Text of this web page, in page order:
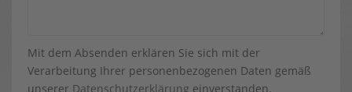
Mit dem Absenden erklären Sie sich mit der
Verarbeitung Ihrer personenbezogenen Daten gemäß
unserer Datenschutzerklärung einverstanden.